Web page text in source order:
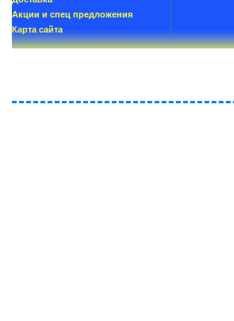
Акции и спец предложения
Карта сайта